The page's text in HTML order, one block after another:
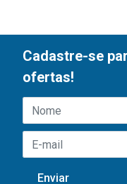
Cadastre-se
ofertas!